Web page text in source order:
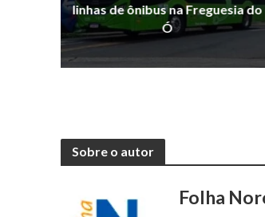
linhas de ônibus na Freguesia do
Ó
Sobre o autor
Folha